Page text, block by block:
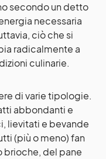
secondo un detto
necessaria
ciò che si
radicalmente a
culinarie.
di varie tipologie.
abbondanti e
lievitati e bevande
(più o meno) fan
brioche, del pane